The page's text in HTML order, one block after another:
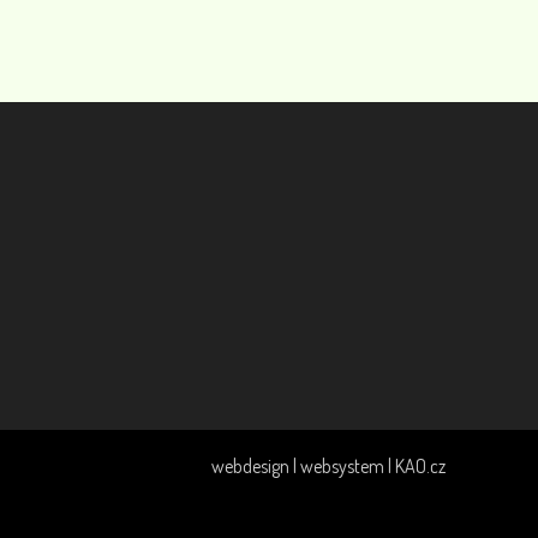
webdesign | websystem | KAO.cz